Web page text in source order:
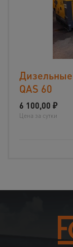
QAS 60
6 100,00 ₽
Цена за сутки